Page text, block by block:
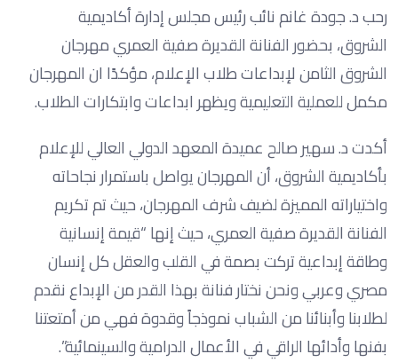
رحب د. جودة غانم نائب رئيس مجلس إدارة أكاديمية
الشروق، بحضور الفنانة القديرة صفية العمري مهرجان
الشروق الثامن لإبداعات طلاب الإعلام، مؤكدًا ان المهرجان
مكمل للعملية التعليمية ويظهر ابداعات وابتكارات الطلاب.
أكدت د. سهير صالح عميدة المعهد الدولي العالي للإعلام
بأكاديمية الشروق، أن المهرجان يواصل باستمرار نجاحاته
واختياراته المميزة لضيف شرف المهرجان، حيث تم تكريم
الفنانة القديرة صفية العمري، حيث إنها “قيمة إنسانية
وطاقة إبداعية تركت بصمة في القلب والعقل كل إنسان
مصري وعربي ونحن نختار فنانة بهذا القدر من الإبداع نقدم
لطلابنا وأبنائنا من الشباب نموذجاً وقدوة فهي من أمتعتنا
بفنها وأدائها الراقي في الأعمال الدرامية والسينمائية”.